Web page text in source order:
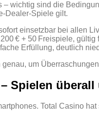
wichtig sind die
gilt.
einsetzbar bei allen
€ + 50 Freispiele,
Erfüllung, deutlich
um
Spielen überall
Total Casino